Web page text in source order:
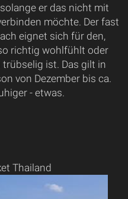
er das nicht mit
möchte. Der fast
eignet sich für den,
richtig wohlfühlt oder
trübselig ist. Das gilt in
von Dezember bis ca.
- etwas.
Thailand